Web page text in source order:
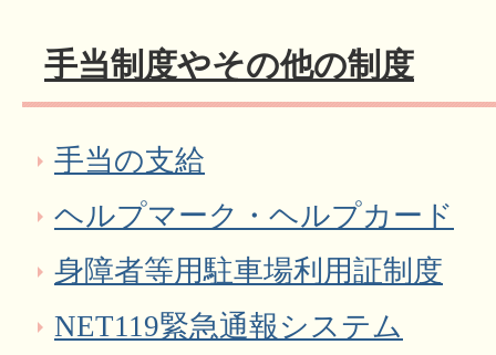
手当制度やその他の制度
手当の支給
ヘルプマーク・ヘルプカード
身障者等用駐車場利用証制度
NET119緊急通報システム